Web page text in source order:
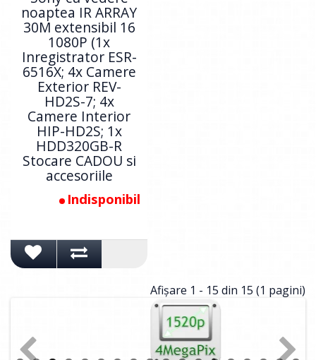
noaptea IR ARRAY
30M extensibil 16
1080P (1x
Inregistrator ESR-
6516X; 4x Camere
Exterior REV-
HD2S-7; 4x
Camere Interior
HIP-HD2S; 1x
HDD320GB-R
Stocare CADOU si
accesoriile
Indisponibil
Afişare 1 - 15 din 15 (1 pagini)